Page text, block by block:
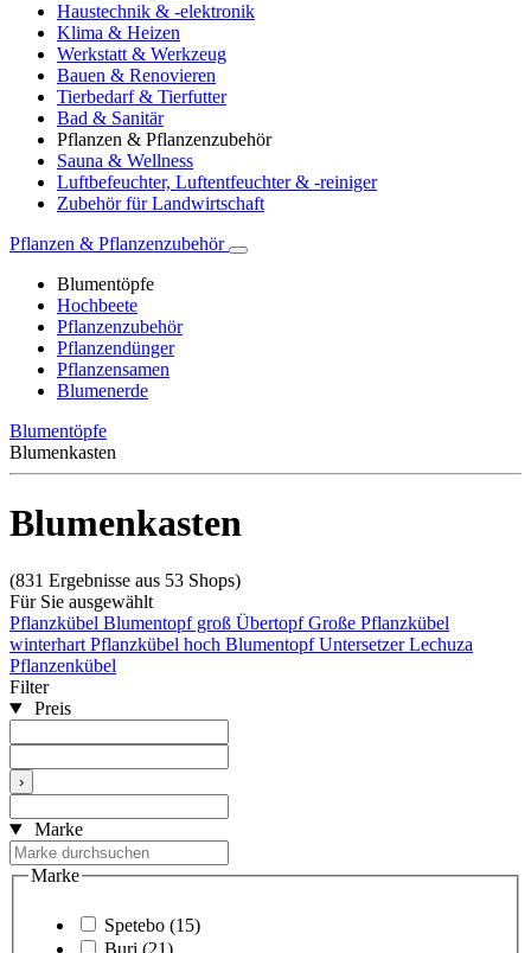
Haustechnik & -elektronik
Klima & Heizen
Werkstatt & Werkzeug
Bauen & Renovieren
Tierbedarf & Tierfutter
Bad & Sanitär
Pflanzen & Pflanzenzubehör
Sauna & Wellness
Luftbefeuchter, Luftentfeuchter & -reiniger
Zubehör für Landwirtschaft
Pflanzen & Pflanzenzubehör
Blumentöpfe
Hochbeete
Pflanzenzubehör
Pflanzendünger
Pflanzensamen
Blumenerde
Blumentöpfe
Blumenkasten
Blumenkasten
(831 Ergebnisse aus 53 Shops)
Für Sie ausgewählt
Pflanzkübel Blumentopf groß ÜbertopfGroße Pflanzkübel
winterhart Pflanzkübel hoch Blumentopf UntersetzerLechuza
Pflanzenkübel
Filter
Preis
›
Marke
Marke
Spetebo (15)
Buri (21)